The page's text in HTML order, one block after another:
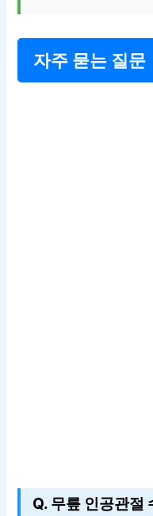
자주 묻는 질문
Q. 무릎 인공관절